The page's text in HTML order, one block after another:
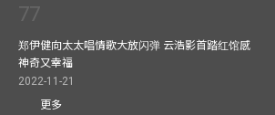
郑伊健向太太唱情歌大放闪弹 云浩影首踏红馆感
神奇又幸福
2022-11-21
更多